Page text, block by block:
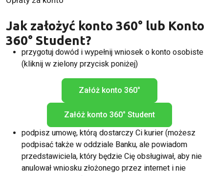
Jak założyć konto 360° lub Konto
360° Student?
przygotuj dowód i wypełnij wniosek o konto osobiste
(kliknij w zielony przycisk poniżej)
Załóż konto 360°
Załóż konto 360° Student
podpisz umowę, którą dostarczy Ci kurier (możesz
podpisać także w oddziale Banku, ale powiadom
przedstawiciela, który będzie Cię obsługiwał, aby nie
anulował wniosku złożonego przez internet i nie